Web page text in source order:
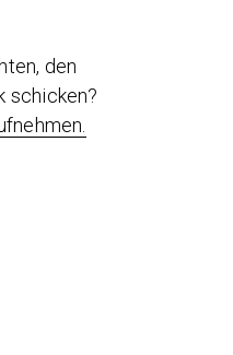
den
schicken?